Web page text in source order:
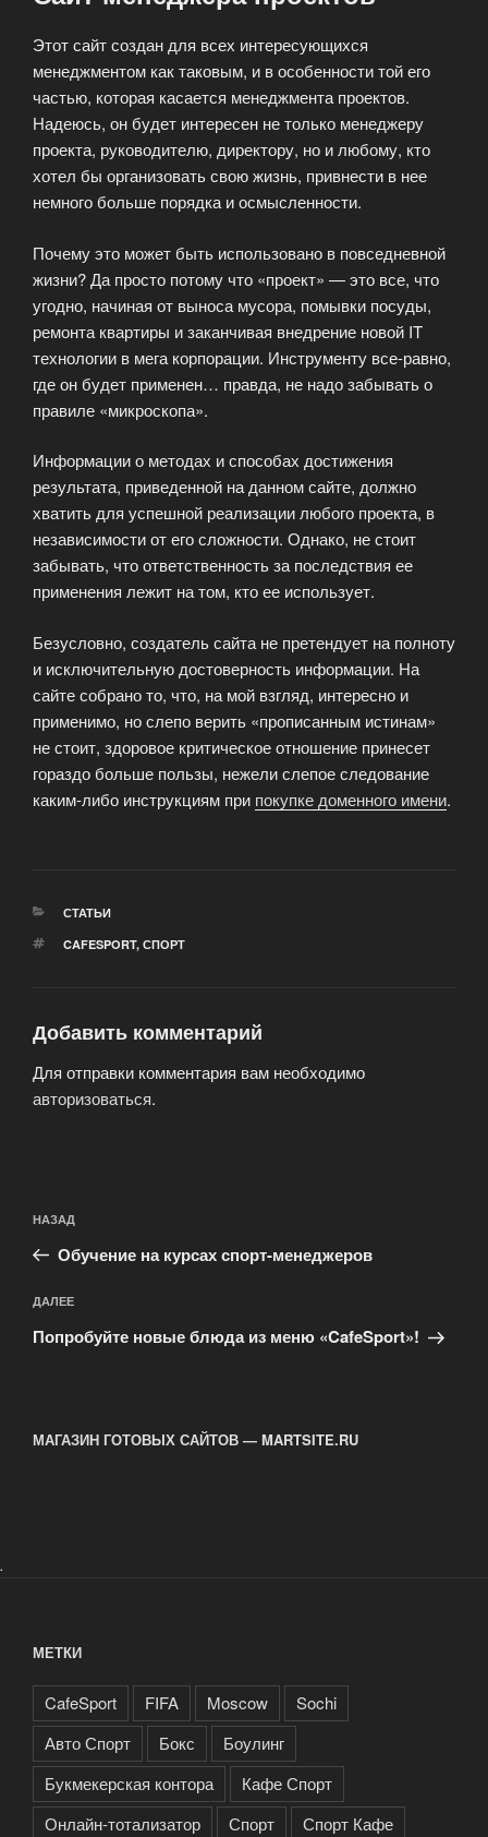
Этот сайт создан для всех интересующихся
менеджментом как таковым, и в особенности той его
частью, которая касается менеджмента проектов.
Надеюсь, он будет интересен не только менеджеру
проекта, руководителю, директору, но и любому, кто
хотел бы организовать свою жизнь, привнести в нее
немного больше порядка и осмысленности.
Почему это может быть использовано в повседневной
жизни? Да просто потому что «проект» — это все, что
угодно, начиная от выноса мусора, помывки посуды,
ремонта квартиры и заканчивая внедрение новой IT
технологии в мега корпорации. Инструменту все-равно,
где он будет применен… правда, не надо забывать о
правиле «микроскопа».
Информации о методах и способах достижения
результата, приведенной на данном сайте, должно
хватить для успешной реализации любого проекта, в
независимости от его сложности. Однако, не стоит
забывать, что ответственность за последствия ее
применения лежит на том, кто ее использует.
Безусловно, создатель сайта не претендует на полноту
и исключительную достоверность информации. На
сайте собрано то, что, на мой взгляд, интересно и
применимо, но слепо верить «прописанным истинам»
не стоит, здоровое критическое отношение принесет
гораздо больше пользы, нежели слепое следование
каким-либо инструкциям при покупке доменного имени.
РУБРИКИ
СТАТЬИ
МЕТКИ
CAFESPORT, СПОРТ
Добавить комментарий
Для отправки комментария вам необходимо
авторизоваться.
по
записям
Предыдущая
запись:
НАЗАД
Обучение на курсах спорт-менеджеров
Следующая
запись
ДАЛЕЕ
Попробуйте новые блюда из меню «CafeSport»!
МАГАЗИН ГОТОВЫХ САЙТОВ — MARTSITE.RU
.
МЕТКИ
CafeSport FIFA Moscow
Sochi
Авто Спорт
Бокс
Боулинг
Букмекерская контора
Кафе Спорт
Онлайн-тотализатор
Спорт
Спорт Кафе